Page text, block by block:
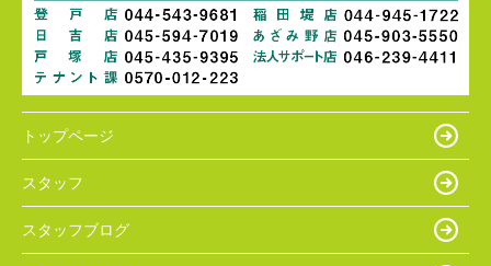
トップページ
スタッフ
スタッフブログ